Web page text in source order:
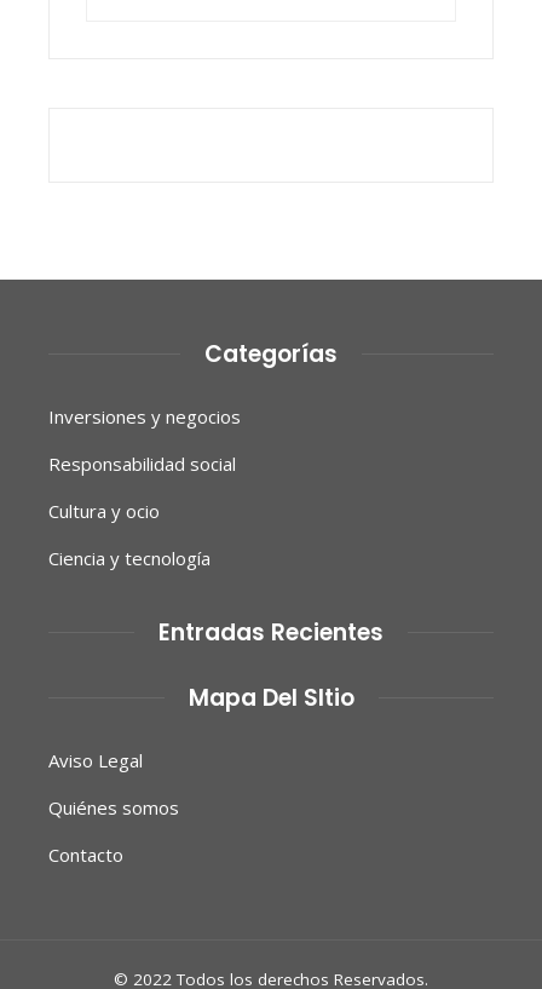
Categorías
Inversiones y negocios
Responsabilidad social
Cultura y ocio
Ciencia y tecnología
Entradas Recientes
Mapa Del SItio
Aviso Legal
Quiénes somos
Contacto
© 2022 Todos los derechos Reservados.